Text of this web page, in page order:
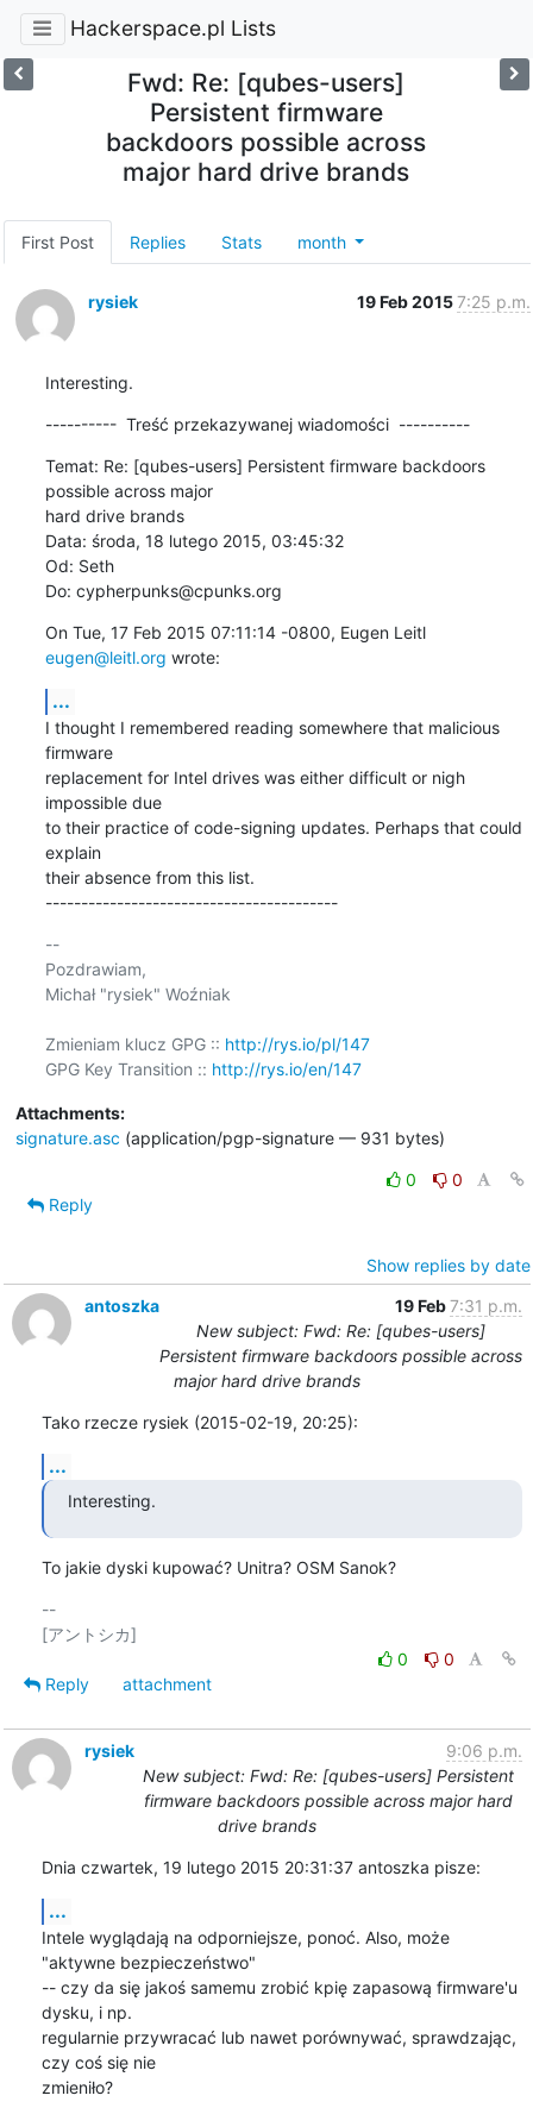
Hackerspace.pl Lists
Fwd: Re: [qubes-users]
Persistent firmware
backdoors possible across
major hard drive brands
First Post Replies Stats month
rysiek 19 Feb 20157:25 p.m.
Interesting.
----------  Treść przekazywanej wiadomości  ----------
Temat: Re: [qubes-users] Persistent firmware backdoors
possible across major
hard drive brands
Data: środa, 18 lutego 2015, 03:45:32
Od: Seth
Do: cypherpunks@cpunks.org
On Tue, 17 Feb 2015 07:11:14 -0800, Eugen Leitl
eugen@leitl.org wrote:
...
I thought I remembered reading somewhere that malicious
firmware
replacement for Intel drives was either difficult or nigh
impossible due
to their practice of code-signing updates. Perhaps that could
explain
their absence from this list.
-----------------------------------------
--
Pozdrawiam,
Michał "rysiek" Woźniak
Zmieniam klucz GPG :: http://rys.io/pl/147
GPG Key Transition :: http://rys.io/en/147
Attachments:
signature.asc (application/pgp-signature — 931 bytes)
0
0
Reply
Show replies by date
antoszka
19 Feb7:31 p.m.
New subject: Fwd: Re: [qubes-users]
Persistent firmware backdoors possible across
major hard drive brands
Tako rzecze rysiek (2015-02-19, 20:25):
...
Interesting.
To jakie dyski kupować? Unitra? OSM Sanok?
--
0
0
Reply
attachment
rysiek
9:06 p.m.
New subject: Fwd: Re: [qubes-users] Persistent
firmware backdoors possible across major hard
drive brands
Dnia czwartek, 19 lutego 2015 20:31:37 antoszka pisze:
...
Intele wyglądają na odporniejsze, ponoć. Also, może
"aktywne bezpieczeństwo"
-- czy da się jakoś samemu zrobić kpię zapasową firmware'u
dysku, i np.
regularnie przywracać lub nawet porównywać, sprawdzając,
czy coś się nie
zmieniło?